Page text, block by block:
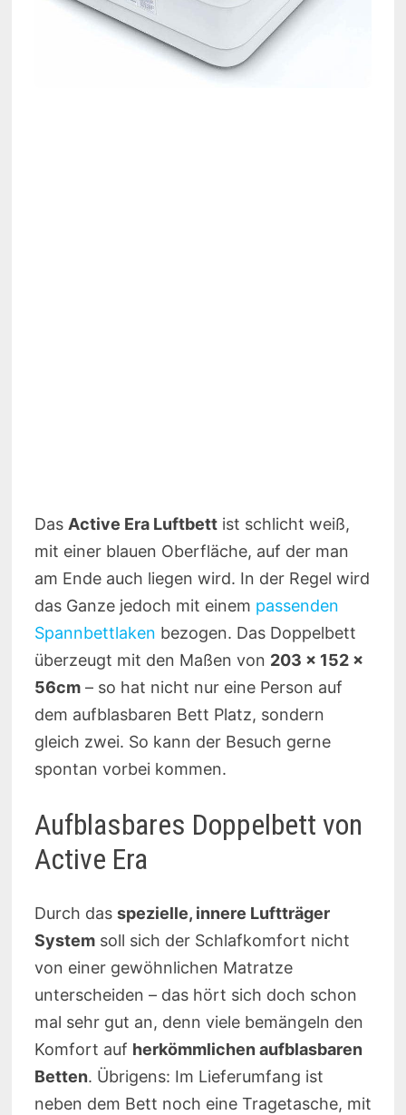
Das Active Era Luftbettist schlicht weiß,
mit einer blauen Oberfläche, auf der man
am Ende auch liegen wird. In der Regel wird
das Ganze jedoch mit einem passenden
Spannbettlaken bezogen. Das Doppelbett
überzeugt mit den Maßen von 203 x 152 x
56cm– so hat nicht nur eine Person auf
dem aufblasbaren Bett Platz, sondern
gleich zwei. So kann der Besuch gerne
spontan vorbei kommen.
Aufblasbares Doppelbett von
Active Era
Durch das spezielle, innere Luftträger
Systemsoll sich der Schlafkomfort nicht
von einer gewöhnlichen Matratze
unterscheiden – das hört sich doch schon
mal sehr gut an, denn viele bemängeln den
Komfort auf herkömmlichen aufblasbaren
Betten. Übrigens: Im Lieferumfang ist
neben dem Bett noch eine Tragetasche, mit